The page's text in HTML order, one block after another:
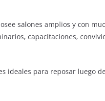
salones amplios y con
capacitaciones,
ideales para reposar luego